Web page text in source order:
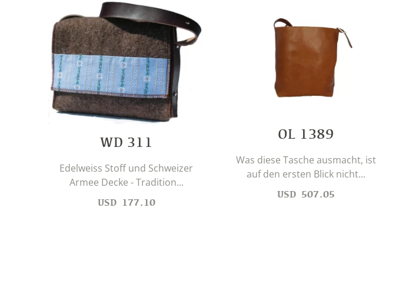
WD 311
Edelweiss Stoff und Schweizer
Armee Decke - Tradition...
USD 177.10
OL 1389
Was diese Tasche ausmacht, ist
auf den ersten Blick nicht...
USD 507.05